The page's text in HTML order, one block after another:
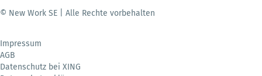
© New Work SE | Alle Rechte vorbehalten
Impressum
AGB
Datenschutz bei XING